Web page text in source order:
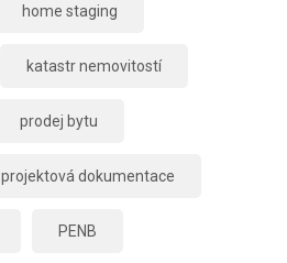
home staging
katastr nemovitostí
prodej bytu
projektová dokumentace
PENB